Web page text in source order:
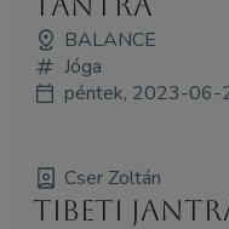
BALANCE
Jóga
péntek, 2023-06-
Cser Zoltán
Tibeti